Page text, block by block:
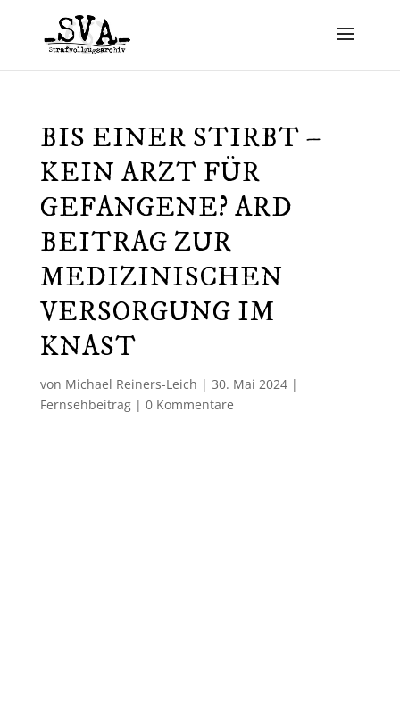
BIS EINER STIRBT –
KEIN ARZT FÜR
GEFANGENE? ARD
BEITRAG ZUR
MEDIZINISCHEN
VERSORGUNG IM
KNAST
von Michael Reiners-Leich | 30. Mai 2024|
Fernsehbeitrag| 0 Kommentare